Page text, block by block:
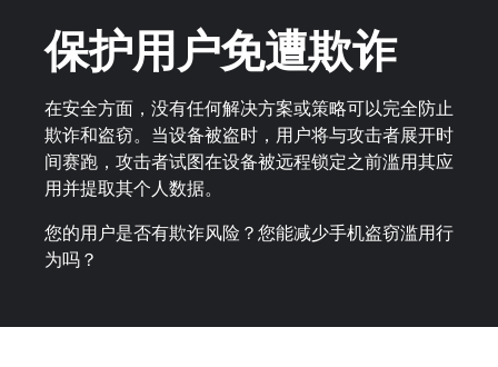
保护用户免遭欺诈
在安全方面，没有任何解决方案或策略可以完全防止
欺诈和盗窃。当设备被盗时，用户将与攻击者展开时
间赛跑，攻击者试图在设备被远程锁定之前滥用其应
用并提取其个人数据。
您的用户是否有欺诈风险？您能减少手机盗窃滥用行
为吗？